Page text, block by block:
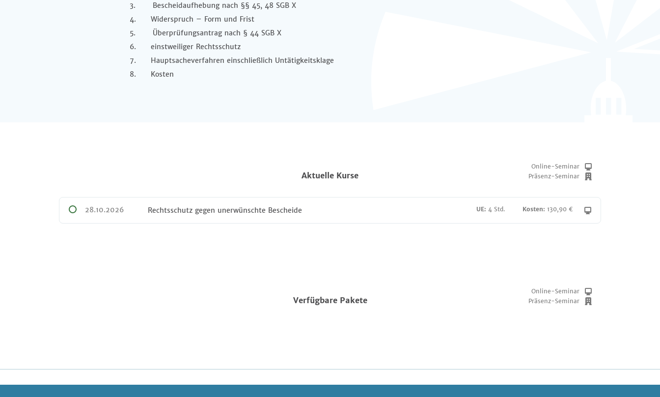
3. Bescheidaufhebung nach §§ 45, 48 SGB X
4. Widerspruch – Form und Frist
5. Überprüfungsantrag nach § 44 SGB X
6. einstweiliger Rechtsschutz
7. Hauptsacheverfahren einschließlich Untätigkeitsklage
8. Kosten
Aktuelle Kurse
Online-Seminar
Präsenz-Seminar
28.10.2026 Rechtsschutz gegen unerwünschte Bescheide UE: 4 Std. Kosten: 130,90 €
Verfügbare Pakete
Online-Seminar
Präsenz-Seminar